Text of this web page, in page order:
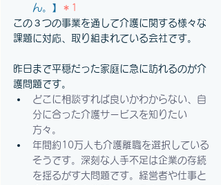
ん。】
＊1
この３つの事業を通して介護に関する様々な
課題に対応、取り組まれている会社です。
昨日まで平穏だった家庭に急に訪れるのが介
護問題です。
どこに相談すれば良いかわからない、自
分に合った介護サービスを知りたい
方々。
年間約10万人も介護離職を選択している
そうです。深刻な人手不足は企業の存続
を揺るがす大問題です。経営者や仕事と